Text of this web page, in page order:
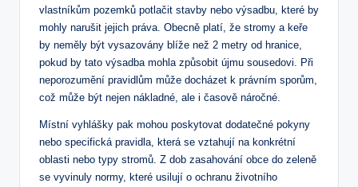
vlastníkům pozemků potlačit stavby nebo výsadbu, které by
mohly narušit jejich práva. Obecně platí, že stromy a keře
by neměly být vysazovány blíže než 2 metry od hranice,
pokud by tato výsadba mohla způsobit újmu sousedovi. Při
neporozumění pravidlům může docházet k právním sporům,
což může být nejen nákladné, ale i časově náročné.
Místní vyhlášky pak mohou poskytovat dodatečné pokyny
nebo specifická pravidla, která se vztahují na konkrétní
oblasti nebo typy stromů. Z dob zasahování obce do zeleně
se vyvinuly normy, které usilují o ochranu životního